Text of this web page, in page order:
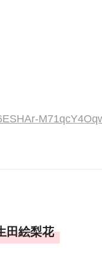
田絵梨花